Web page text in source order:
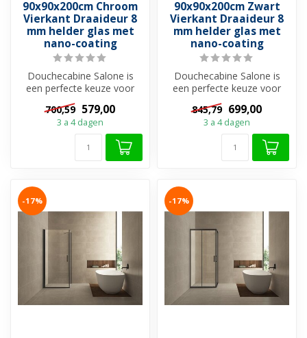
90x90x200cm Chroom
Vierkant Draaideur 8
mm helder glas met
nano-coating
Douchecabine Salone is
een perfecte keuze voor
wie op zoek is naar een
ruime, st...
700,59 579,00
3 a 4 dagen
90x90x200cm Zwart
Vierkant Draaideur 8
mm helder glas met
nano-coating
Douchecabine Salone is
een perfecte keuze voor
wie op zoek is naar een
ruime, st...
845,79 699,00
3 a 4 dagen
-17% -17%